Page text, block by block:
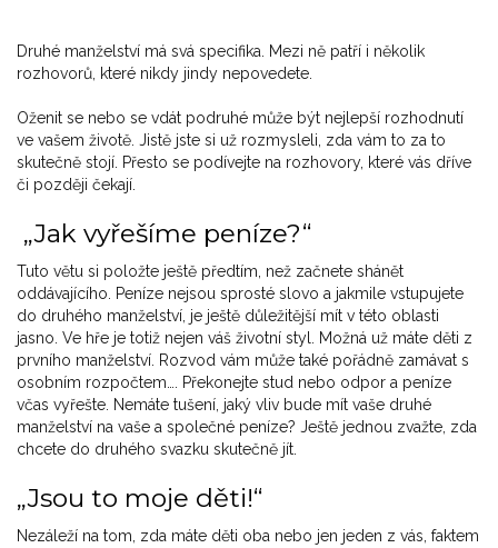
Druhé manželství má svá specifika. Mezi ně patří i několik
rozhovorů, které nikdy jindy nepovedete.
Oženit se nebo se vdát podruhé může být nejlepší rozhodnutí
ve vašem životě. Jistě jste si už rozmysleli, zda vám to za to
skutečně stojí. Přesto se podívejte na rozhovory, které vás dříve
či později čekají.
„Jak vyřešíme peníze?“
Tuto větu si položte ještě předtím, než začnete shánět
oddávajícího. Peníze nejsou sprosté slovo a jakmile vstupujete
do druhého manželství, je ještě důležitější mít v této oblasti
jasno. Ve hře je totiž nejen váš životní styl. Možná už máte děti z
prvního manželství. Rozvod vám může také pořádně zamávat s
osobním rozpočtem…. Překonejte stud nebo odpor a peníze
včas vyřešte. Nemáte tušení, jaký vliv bude mít vaše druhé
manželství na vaše a společné peníze? Ještě jednou zvažte, zda
chcete do druhého svazku skutečně jít.
„Jsou to moje děti!“
Nezáleží na tom, zda máte děti oba nebo jen jeden z vás, faktem